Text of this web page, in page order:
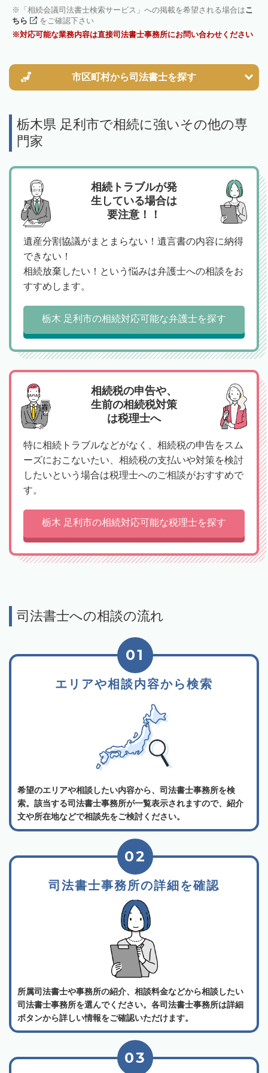
「相続会議司法書士検索サービス」への掲載を希望される場合はこ
ちら
をご確認下さい
対応可能な業務内容は直接司法書士事務所にお問い合わせください
市区町村から司法書士を探す
栃木県 足利市で相続に強いその他の専
門家
相続トラブルが発
生している場合は
要注意！！
遺産分割協議がまとまらない！遺言書の内容に納得
できない！
相続放棄したい！という悩みは弁護士への相談をお
すすめします。
栃木 足利市の相続対応可能な弁護士を探す
相続税の申告や、
生前の相続税対策
は税理士へ
特に相続トラブルなどがなく、相続税の申告をスム
ーズにおこないたい、相続税の支払いや対策を検討
したいという場合は税理士へのご相談がおすすめで
す。
栃木 足利市の相続対応可能な税理士を探す
司法書士への相談の流れ
エリアや相談内容から検索
01
希望のエリアや相談したい内容から、司法書士事務所を検
索。該当する司法書士事務所が一覧表示されますので、紹介
文や所在地などで相談先をご検討ください。
司法書士事務所の詳細を確認
02
所属司法書士や事務所の紹介、相談料金などから相談したい
司法書士事務所を選んでください。各司法書士事務所は詳細
ボタンから詳しい情報をご確認いただけます。
03